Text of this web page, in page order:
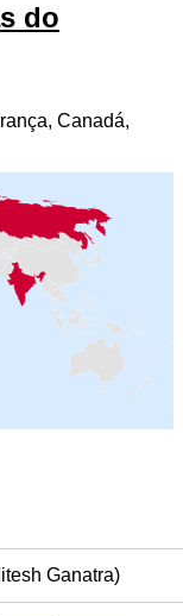
do
Canadá,
Ganatra)